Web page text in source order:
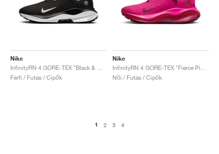
Nike
Férfi / Futás / Cipők
Nike
Női / Futás / Cipők
1 2 3 4